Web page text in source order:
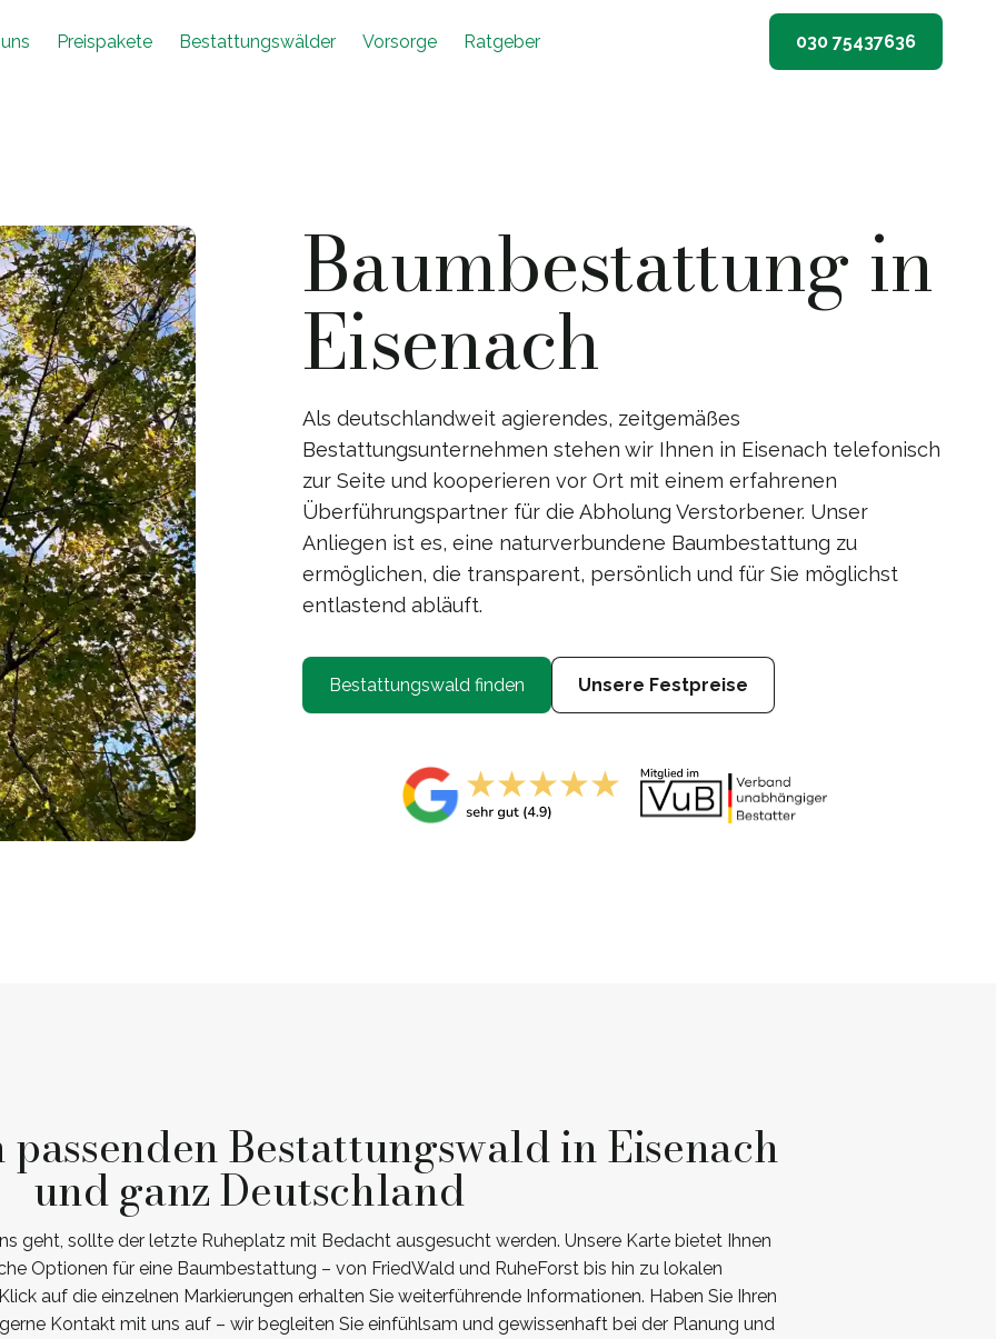
Preispakete Bestattungswälder Vorsorge Ratgeber 030 75437636
Baumbestattung in
Eisenach
Als deutschlandweit agierendes, zeitgemäßes
Bestattungsunternehmen stehen wir Ihnen in Eisenach telefonisch
zur Seite und kooperieren vor Ort mit einem erfahrenen
Überführungspartner für die Abholung Verstorbener. Unser
Anliegen ist es, eine naturverbundene Baumbestattung zu
ermöglichen, die transparent, persönlich und für Sie möglichst
entlastend abläuft.
Bestattungswald finden Unsere Festpreise
Bestattungswald in Eisenach
und ganz Deutschland
geht, sollte der letzte Ruheplatz mit Bedacht ausgesucht werden. Unsere Karte bietet Ihnen
Optionen für eine Baumbestattung – von FriedWald und RuheForst bis hin zu lokalen
auf die einzelnen Markierungen erhalten Sie weiterführende Informationen. Haben Sie Ihren
Kontakt mit uns auf – wir begleiten Sie einfühlsam und gewissenhaft bei der Planung und